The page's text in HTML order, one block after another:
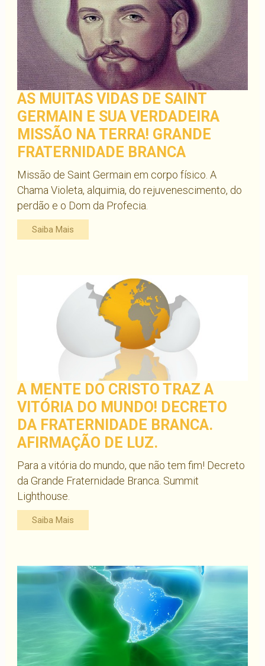
AS MUITAS VIDAS DE SAINT
GERMAIN E SUA VERDADEIRA
MISSÃO NA TERRA! GRANDE
FRATERNIDADE BRANCA
Missão de Saint Germain em corpo físico. A
Chama Violeta, alquimia, do rejuvenescimento, do
perdão e o Dom da Profecia.
Saiba Mais
A MENTE DO CRISTO TRAZ A
VITÓRIA DO MUNDO! DECRETO
DA FRATERNIDADE BRANCA.
AFIRMAÇÃO DE LUZ.
Para a vitória do mundo, que não tem fim! Decreto
da Grande Fraternidade Branca. Summit
Lighthouse.
Saiba Mais